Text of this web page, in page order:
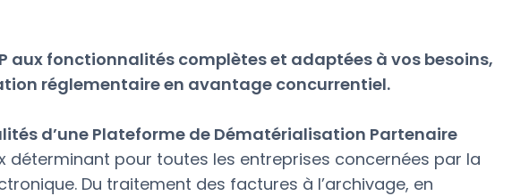
aux fonctionnalités complètes et adaptées à vos besoins,
réglementaire en avantage concurrentiel.
d’une Plateforme de Dématérialisation Partenaire
déterminant pour toutes les entreprises concernées par la
Du traitement des factures à l’archivage, en